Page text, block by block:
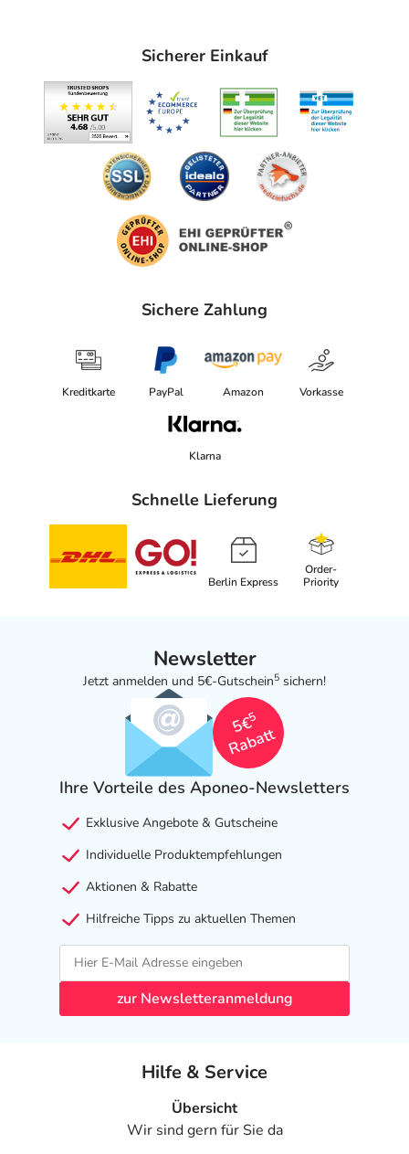
Sicherer Einkauf
Sichere Zahlung
Kreditkarte PayPal Amazon Vorkasse
Klarna
Schnelle Lieferung
Berlin Express
Order-
Priority
Newsletter
Jetzt anmelden und 5€-Gutschein5 sichern!
5€
5
Rabatt
Ihre Vorteile des Aponeo-Newsletters
Exklusive Angebote & Gutscheine
Individuelle Produktempfehlungen
Aktionen & Rabatte
Hilfreiche Tipps zu aktuellen Themen
zur Newsletteranmeldung
Hilfe & Service
Übersicht
Wir sind gern für Sie da